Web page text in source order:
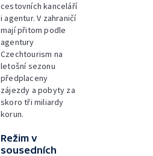
cestovních kanceláří
i agentur. V zahraničí
mají přitom podle
agentury
Czechtourism na
letošní sezonu
předplaceny
zájezdy a pobyty za
skoro tři miliardy
korun.
Režim v
sousedních